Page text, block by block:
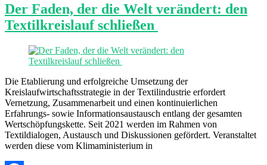
Der Faden, der die Welt verändert: den
Textilkreislauf schließen
Die Etablierung und erfolgreiche Umsetzung der
Kreislaufwirtschaftsstrategie in der Textilindustrie erfordert
Vernetzung, Zusammenarbeit und einen kontinuierlichen
Erfahrungs- sowie Informationsaustausch entlang der gesamten
Wertschöpfungskette. Seit 2021 werden im Rahmen von
Textildialogen, Austausch und Diskussionen gefördert. Veranstaltet
werden diese vom Klimaministerium in